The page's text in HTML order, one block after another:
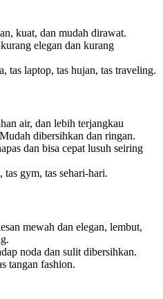
kuat, dan mudah dirawat.
elegan dan kurang
tas laptop, tas hujan, tas traveling.
air, dan lebih terjangkau
dibersihkan dan ringan.
dan bisa cepat lusuh seiring
gym, tas sehari-hari.
mewah dan elegan, lembut,
noda dan sulit dibersihkan.
tangan fashion.